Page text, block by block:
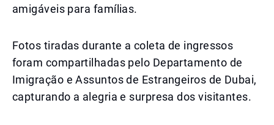
amigáveis para famílias.
Fotos tiradas durante a coleta de ingressos
foram compartilhadas pelo Departamento de
Imigração e Assuntos de Estrangeiros de Dubai,
capturando a alegria e surpresa dos visitantes.